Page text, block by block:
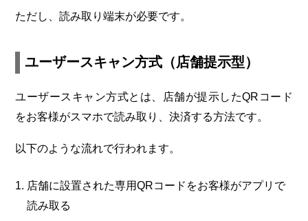
ただし、読み取り端末が必要です。
ユーザースキャン方式（店舗提示型）
ユーザースキャン方式とは、店舗が提示したQRコード
をお客様がスマホで読み取り、決済する方法です。
以下のような流れで行われます。
店舗に設置された専用QRコードをお客様がアプリで
読み取る